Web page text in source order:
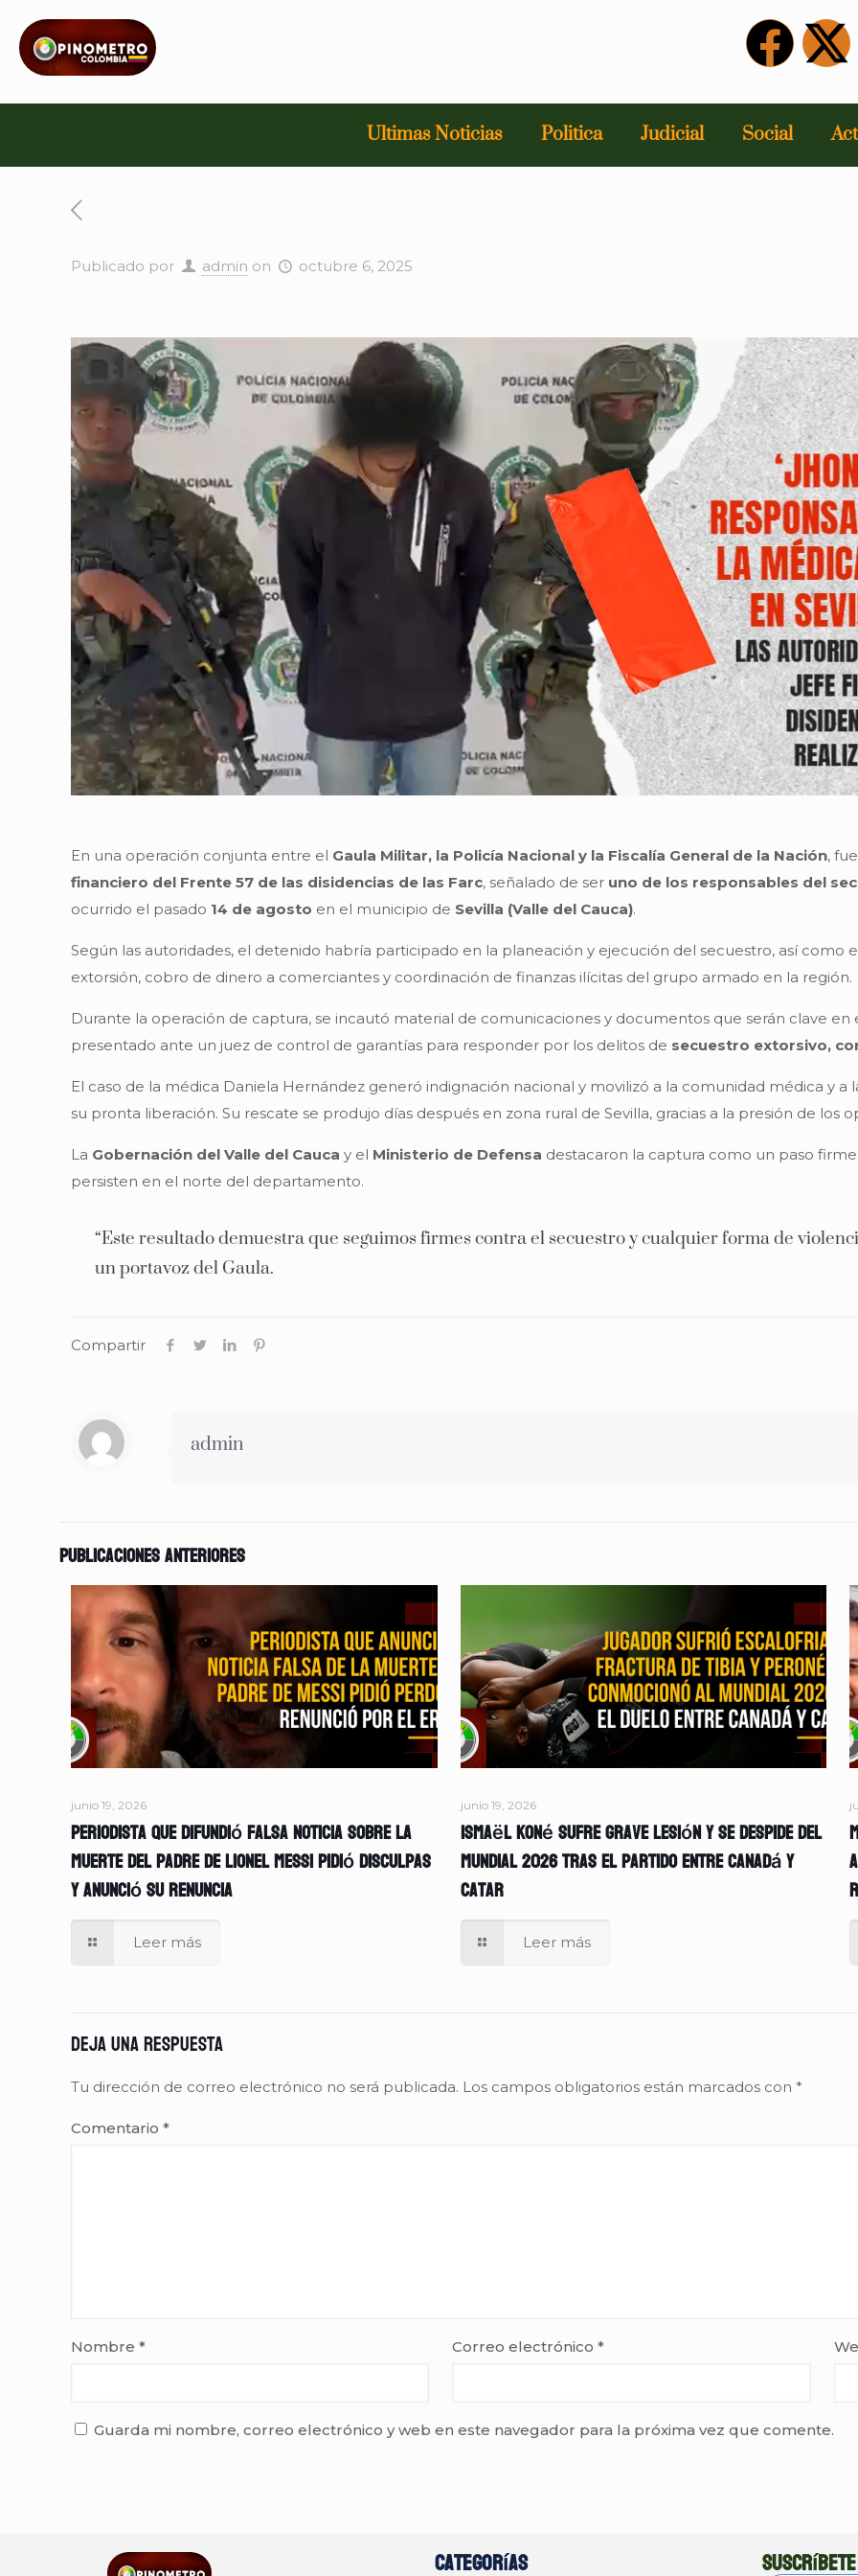
Ultimas Noticias Politica Judicial Social
Publicado por admin on octubre 6, 2025
En una operación conjunta entre el Gaula Militar, la Policía Nacional y la Fiscalía General de la Nación,
financiero del Frente 57 de las disidencias de las Farc, señalado de ser uno de los responsables del
ocurrido el pasado 14 de agosto en el municipio de Sevilla (Valle del Cauca).
Según las autoridades, el detenido habría participado en la planeación y ejecución del secuestro, así como
extorsión, cobro de dinero a comerciantes y coordinación de finanzas ilícitas del grupo armado en la región.
Durante la operación de captura, se incautó material de comunicaciones y documentos que serán clave en
presentado ante un juez de control de garantías para responder por los delitos de secuestro extorsivo,
El caso de la médica Daniela Hernández generó indignación nacional y movilizó a la comunidad médica y a
su pronta liberación. Su rescate se produjo días después en zona rural de Sevilla, gracias a la presión de los
La Gobernación del Valle del Cauca y el Ministerio de Defensa destacaron la captura como un paso
persisten en el norte del departamento.
“Este resultado demuestra que seguimos firmes contra el secuestro y cualquier forma de
un portavoz del Gaula.
Compartir
admin
Publicaciones anteriores
junio 19, 2026
Periodista que difundió falsa noticia sobre la
muerte del padre de Lionel Messi pidió disculpas
y anunció su renuncia
Leer más
junio 19, 2026
Ismaël Koné sufre grave lesión y se despide del
Mundial 2026 tras el partido entre Canadá y
Catar
Leer más
Deja una respuesta
Tu dirección de correo electrónico no será publicada. Los campos obligatorios están marcados con *
Comentario *
Nombre * Correo electrónico*
Guarda mi nombre, correo electrónico y web en este navegador para la próxima vez que comente.
Categorías